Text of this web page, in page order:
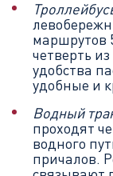
маршрутов
четверть
удобства
удобные и
Водный
проходят
водного
причалов.